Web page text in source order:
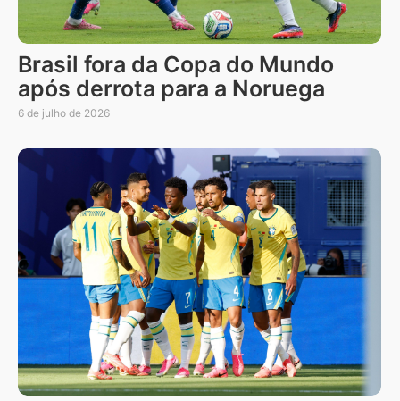
Brasil fora da Copa do Mundo
após derrota para a Noruega
6 de julho de 2026